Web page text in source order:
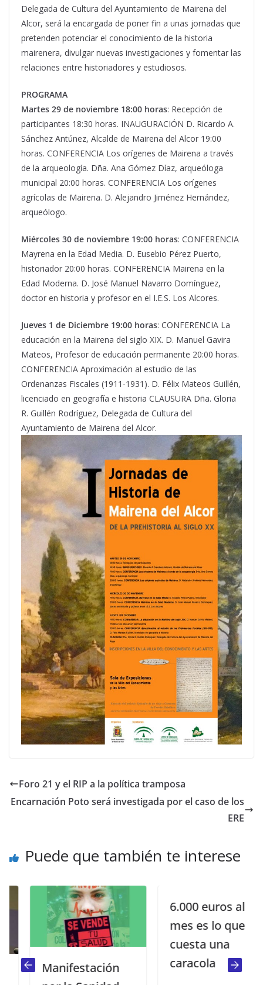
Delegada de Cultura del Ayuntamiento de Mairena del
Alcor, será la encargada de poner fin a unas jornadas que
pretenden potenciar el conocimiento de la historia
mairenera, divulgar nuevas investigaciones y fomentar las
relaciones entre historiadores y estudiosos.
PROGRAMA
Martes 29 de noviembre 18:00 horas: Recepción de
participantes 18:30 horas. INAUGURACIÓN D. Ricardo A.
Sánchez Antúnez, Alcalde de Mairena del Alcor 19:00
horas. CONFERENCIA Los orígenes de Mairena a través
de la arqueología. Dña. Ana Gómez Díaz, arqueóloga
municipal 20:00 horas. CONFERENCIA Los orígenes
agrícolas de Mairena. D. Alejandro Jiménez Hernández,
arqueólogo.
Miércoles 30 de noviembre 19:00 horas: CONFERENCIA
Mayrena en la Edad Media. D. Eusebio Pérez Puerto,
historiador 20:00 horas. CONFERENCIA Mairena en la
Edad Moderna. D. José Manuel Navarro Domínguez,
doctor en historia y profesor en el I.E.S. Los Alcores.
Jueves 1 de Diciembre 19:00 horas: CONFERENCIA La
educación en la Mairena del siglo XIX. D. Manuel Gavira
Mateos, Profesor de educación permanente 20:00 horas.
CONFERENCIA Aproximación al estudio de las
Ordenanzas Fiscales (1911-1931). D. Félix Mateos Guillén,
licenciado en geografía e historia CLAUSURA Dña. Gloria
R. Guillén Rodríguez, Delegada de Cultura del
Ayuntamiento de Mairena del Alcor.
Foro 21 y el RIP a la política tramposa
Encarnación Poto será investigada por el caso de los
ERE
Puede que también te interese
Manifestación
6.000 euros al
mes es lo que
cuesta una
caracola